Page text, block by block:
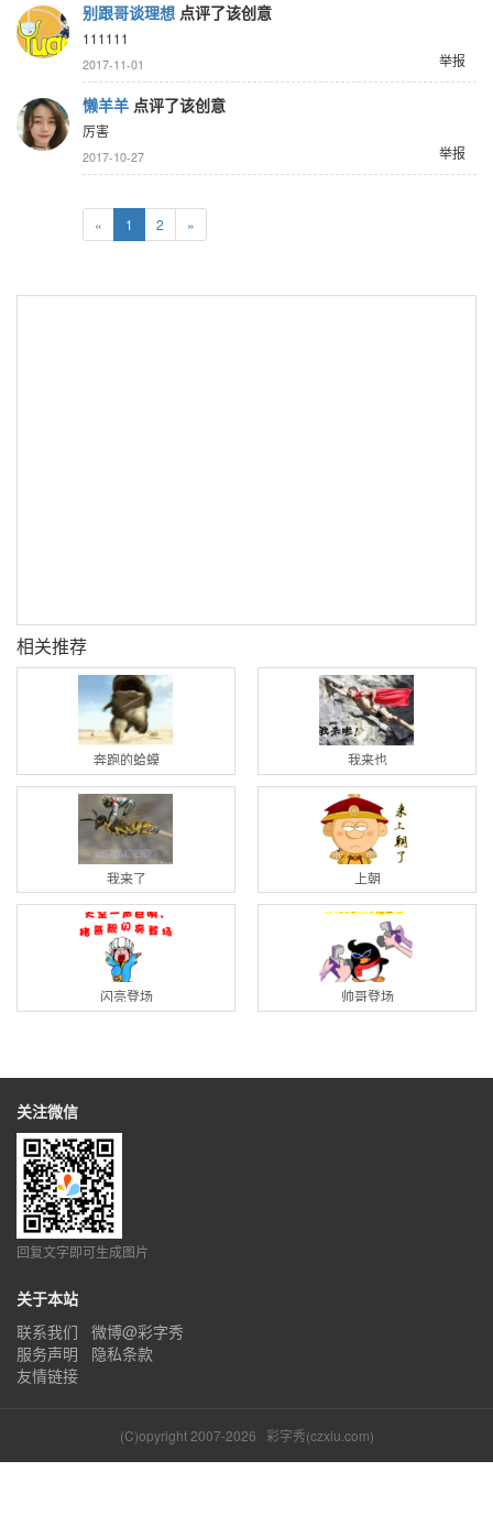
别跟哥谈理想 点评了该创意
111111
举报
2017-11-01
懒羊羊 点评了该创意
厉害
举报
2017-10-27
« 1 2 »
相关推荐
奔跑的蛤蟆 我来也
我来了 上朝
闪亮登场 帅哥登场
关注微信
回复文字即可生成图片
关于本站
联系我们
微博@彩字秀
服务声明
隐私条款
友情链接
(C)opyright 2007-2026 彩字秀(czxiu.com)